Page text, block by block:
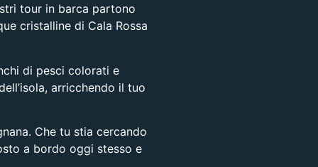
tour in barca partono
cristalline di Cala Rossa
di pesci colorati e
arricchendo il tuo
. Che tu stia cercando
a bordo oggi stesso e